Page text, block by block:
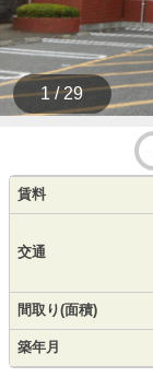
1 / 29
賃料
交通
間取り(面積)
築年月